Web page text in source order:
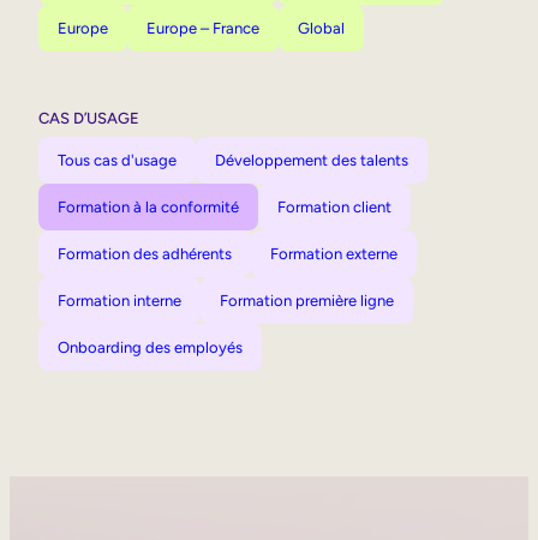
Europe Europe – France Global
CAS D’USAGE
Tous cas d'usage Développement des talents
Formation à la conformité Formation client
Formation des adhérents Formation externe
Formation interne Formation première ligne
Onboarding des employés